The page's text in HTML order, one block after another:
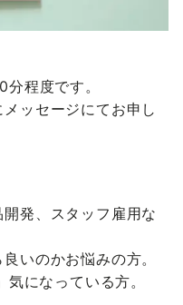
程度です。
ッセージにてお申し
発、スタッフ雇用な
いのかお悩みの方。
になっている方。